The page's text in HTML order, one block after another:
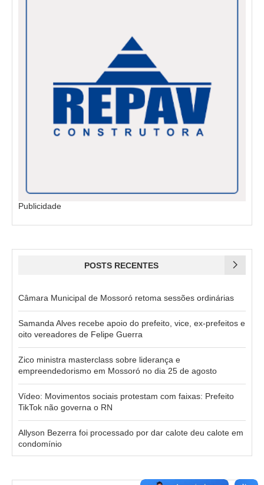
Publicidade
POSTS RECENTES
Câmara Municipal de Mossoró retoma sessões ordinárias
Samanda Alves recebe apoio do prefeito, vice, ex-prefeitos e
oito vereadores de Felipe Guerra
Zico ministra masterclass sobre liderança e
empreendedorismo em Mossoró no dia 25 de agosto
Vídeo: Movimentos sociais protestam com faixas: Prefeito
TikTok não governa o RN
Allyson Bezerra foi processado por dar calote deu calote em
condomínio